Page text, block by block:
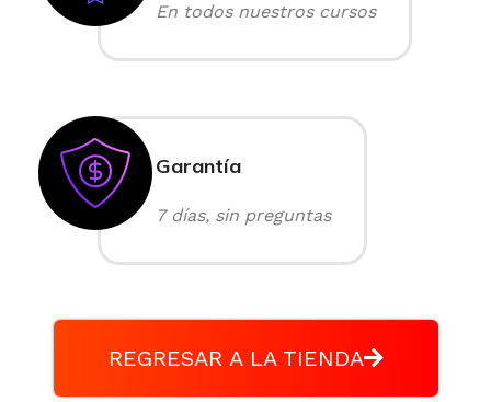
En todos nuestros cursos
Garantía
7 días, sin preguntas
REGRESAR A LA TIENDA